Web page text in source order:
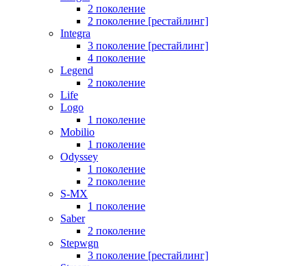
2 поколение
2 поколение [рестайлинг]
Integra
3 поколение [рестайлинг]
4 поколение
Legend
2 поколение
Life
Logo
1 поколение
Mobilio
1 поколение
Odyssey
1 поколение
2 поколение
S-MX
1 поколение
Saber
2 поколение
Stepwgn
3 поколение [рестайлинг]